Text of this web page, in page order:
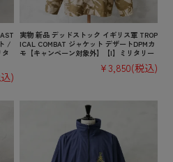
/
)
実物 新品 デッドストック イギリス軍 TROP
ICAL COMBAT ジャケット デザートDPMカ
モ【キャンペーン対象外】【I】ミリタリー
¥3,850(税込)